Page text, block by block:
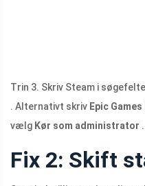
Trin 3. Skriv Steam i
. Alternativt skriv Epic
vælg Kør som administrator .
Fix 2: Skift